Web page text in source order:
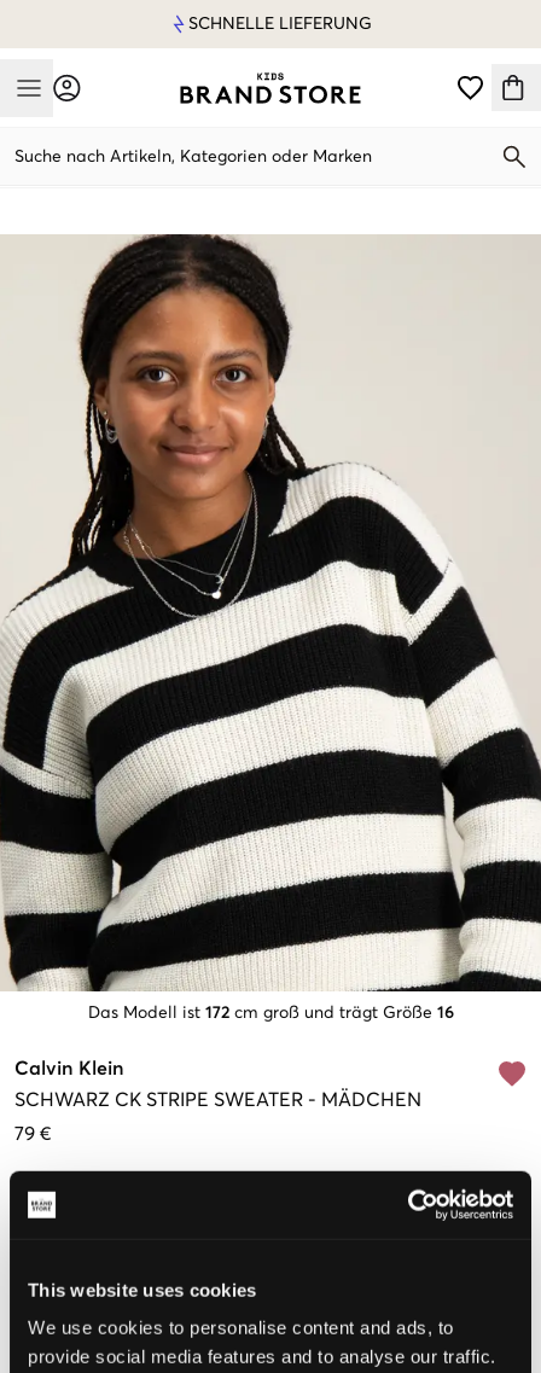
This website uses cookies
We use cookies to personalise content and ads, to
provide social media features and to analyse our traffic.
SCHNELLE LIEFERUNG
Mobile Menu
Suche nach Artikeln, Kategorien oder Marken
Das Modell ist 172 cm groß und trägt Größe 16
Calvin Klein
SCHWARZ CK STRIPE SWEATER - MÄDCHEN
79 €
Größe